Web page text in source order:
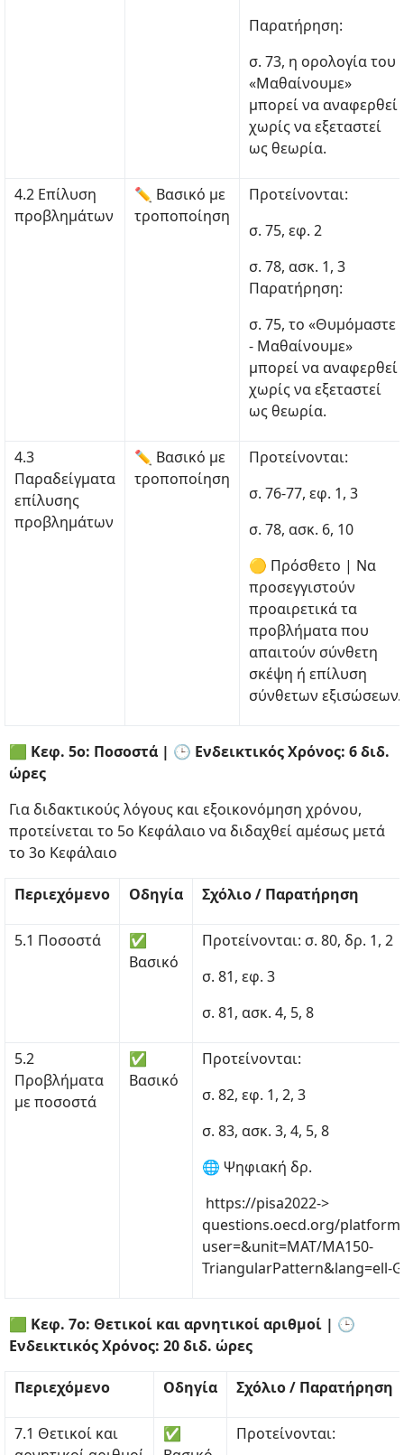
Παρατήρηση:
σ. 73, η ορολογία του
«Μαθαίνουμε»
μπορεί να αναφερθεί
χωρίς να εξεταστεί
ως θεωρία.
4.2 Επίλυση
προβλημάτων
✏ Βασικό με
τροποποίηση
Προτείνονται:
σ. 75, εφ. 2
σ. 78, ασκ. 1, 3
Παρατήρηση:
σ. 75, το «Θυμόμαστε
- Μαθαίνουμε»
μπορεί να αναφερθεί
χωρίς να εξεταστεί
ως θεωρία.
4.3
Παραδείγματα
επίλυσης
προβλημάτων
✏ Βασικό με
τροποποίηση
Προτείνονται:
σ. 76-77, εφ. 1, 3
σ. 78, ασκ. 6, 10
🟡 Πρόσθετο | Να
προσεγγιστούν
προαιρετικά τα
προβλήματα που
απαιτούν σύνθετη
σκέψη ή επίλυση
σύνθετων εξισώσεων.
🟩 Κεφ. 5ο: Ποσοστά | 🕒 Ενδεικτικός Χρόνος: 6 διδ.
ώρες
Για διδακτικούς λόγους και εξοικονόμηση χρόνου,
προτείνεται το 5ο Κεφάλαιο να διδαχθεί αμέσως μετά
το 3ο Κεφάλαιο
Περιεχόμενο Οδηγία Σχόλιο / Παρατήρηση
5.1 Ποσοστά
✅
Βασικό
Προτείνονται: σ. 80, δρ. 1, 2
σ. 81, εφ. 3
σ. 81, ασκ. 4, 5, 8
5.2
Προβλήματα
με ποσοστά
✅
Βασικό
Προτείνονται:
σ. 82, εφ. 1, 2, 3
σ. 83, ασκ. 3, 4, 5, 8
🌐 Ψηφιακή δρ.
https://pisa2022->
questions.oecd.org/
user=&unit=MAT/MA150-
TriangularPattern&lang=ell-
🟩 Κεφ. 7ο: Θετικοί και αρνητικοί αριθμοί | 🕒
Ενδεικτικός Χρόνος: 20 διδ. ώρες
Περιεχόμενο Οδηγία Σχόλιο / Παρατήρηση
7.1 Θετικοί και
✅
Προτείνονται: